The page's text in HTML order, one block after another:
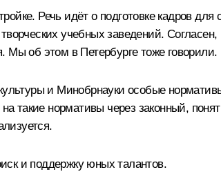
Речь идёт о подготовке кадров
учебных заведений. Согласен,
Мы об этом в Петербурге тоже говорили.
и Минобрнауки особые
такие нормативы через законный,
и поддержку юных талантов.